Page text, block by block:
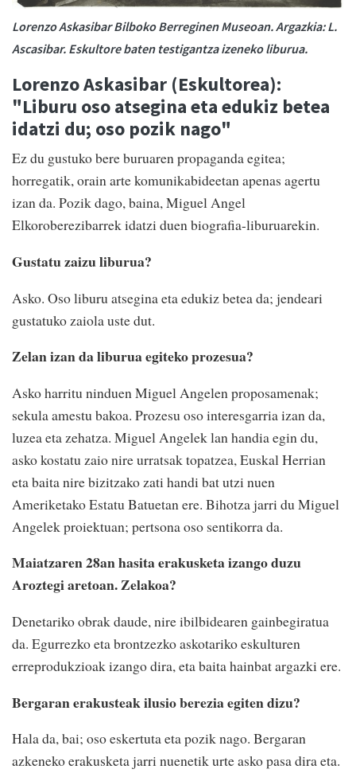
Lorenzo Askasibar Bilboko Berreginen Museoan. Argazkia: L.
Ascasibar. Eskultore baten testigantzaizeneko liburua.
Lorenzo Askasibar (Eskultorea):
"Liburu oso atsegina eta edukiz betea
idatzi du; oso pozik nago"
Ez du gustuko bere buruaren propaganda egitea;
horregatik, orain arte komunikabideetan apenas agertu
izan da. Pozik dago, baina, Miguel Angel
Elkoroberezibarrek idatzi duen biografia-liburuarekin.
Gustatu zaizu liburua?
Asko. Oso liburu atsegina eta edukiz betea da; jendeari
gustatuko zaiola uste dut.
Zelan izan da liburua egiteko prozesua?
Asko harritu ninduen Miguel Angelen proposamenak;
sekula amestu bakoa. Prozesu oso interesgarria izan da,
luzea eta zehatza. Miguel Angelek lan handia egin du,
asko kostatu zaio nire urratsak topatzea, Euskal Herrian
eta baita nire bizitzako zati handi bat utzi nuen
Ameriketako Estatu Batuetan ere. Bihotza jarri du Miguel
Angelek proiektuan; pertsona oso sentikorra da.
Maiatzaren 28an hasita erakusketa izango duzu
Aroztegi aretoan. Zelakoa?
Denetariko obrak daude, nire ibilbidearen gainbegiratua
da. Egurrezko eta brontzezko askotariko eskulturen
erreprodukzioak izango dira, eta baita hainbat argazki ere.
Bergaran erakusteak ilusio berezia egiten dizu?
Hala da, bai; oso eskertuta eta pozik nago. Bergaran
azkeneko erakusketa jarri nuenetik urte asko pasa dira eta.